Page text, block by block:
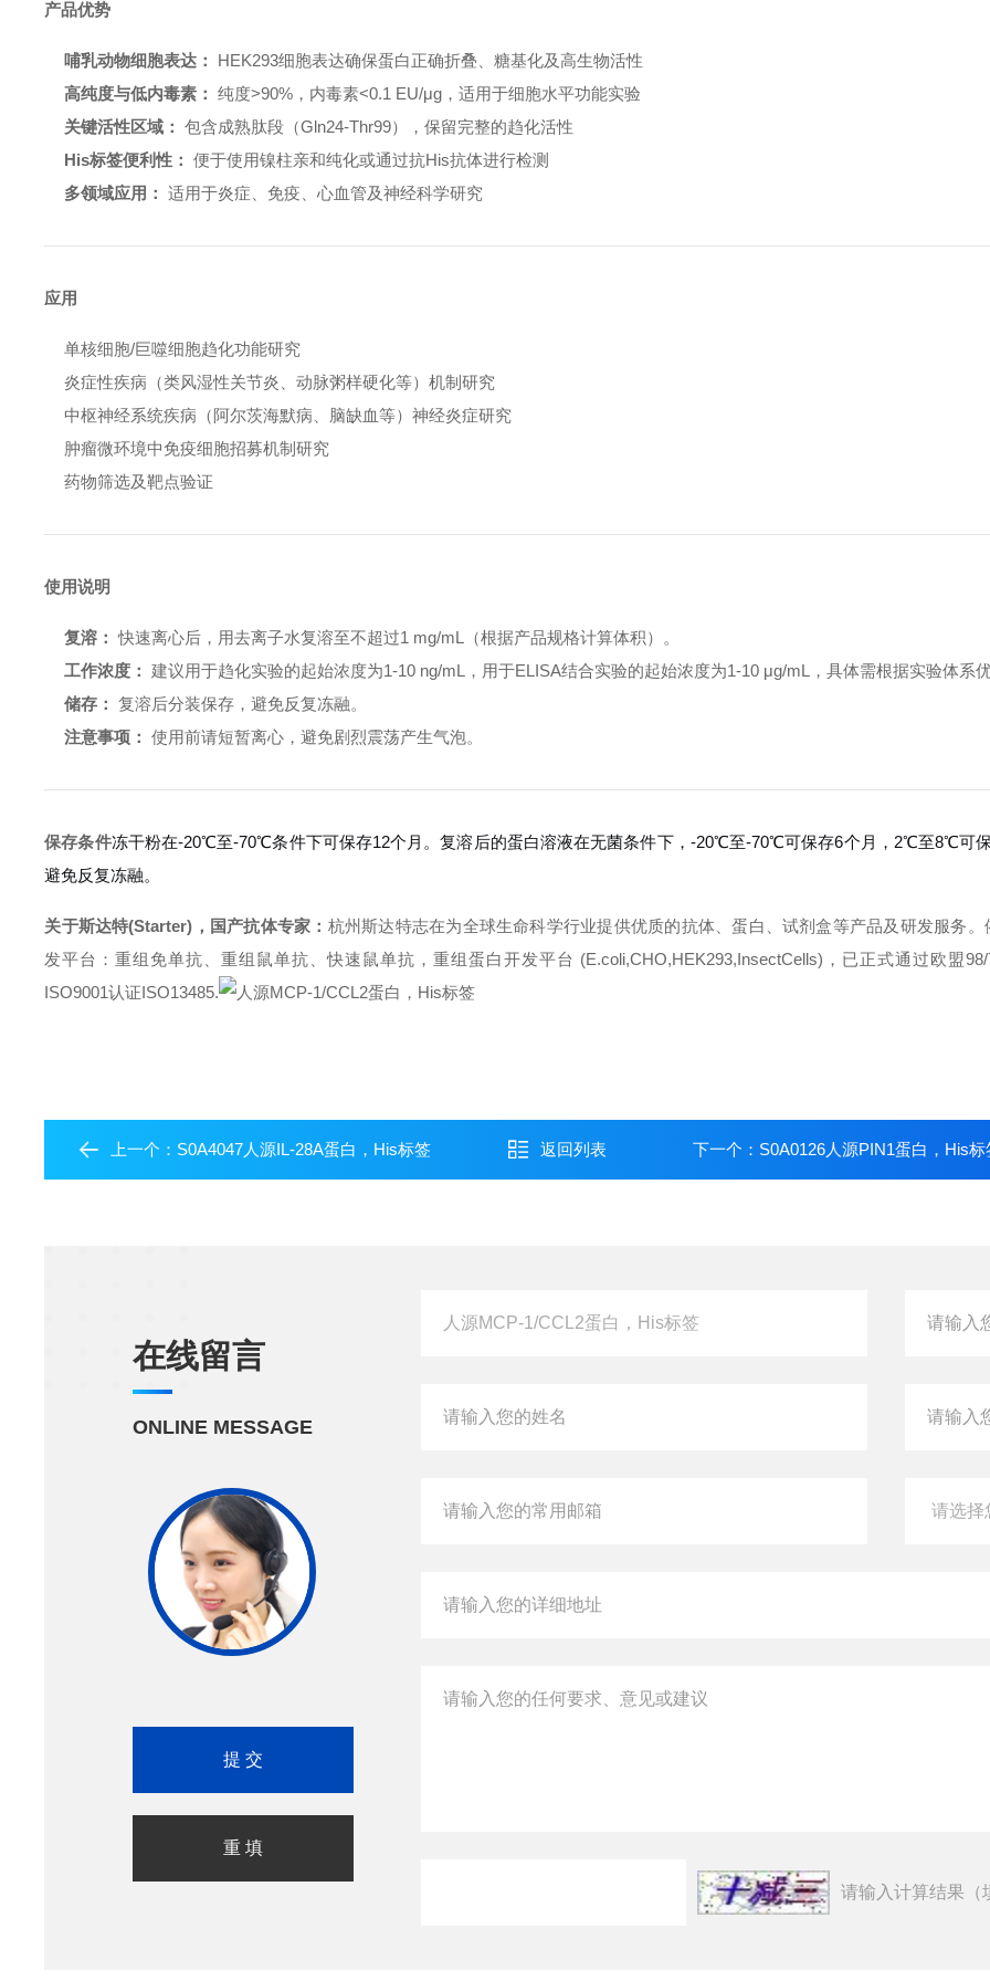
产品优势
哺乳动物细胞表达：
HEK293细胞表达确保蛋白正确折叠、糖基化及高生物活性
高纯度与低内毒素： 纯度>90%，内毒素<0.1 EU/μg，适用于细胞水平功能实验
关键活性区域： 包含成熟肽段（Gln24-Thr99），保留完整的趋化活性
His标签便利性： 便于使用镍柱亲和纯化或通过抗His抗体进行检测
多领域应用： 适用于炎症、免疫、心血管及神经科学研究
应用
单核细胞/巨噬细胞趋化功能研究
炎症性疾病（类风湿性关节炎、动脉粥样硬化等）机制研究
中枢神经系统疾病（阿尔茨海默病、脑缺血等）神经炎症研究
肿瘤微环境中免疫细胞招募机制研究
药物筛选及靶点验证
使用说明
复溶： 快速离心后，用去离子水复溶至不超过1 mg/mL（根据产品规格计算体积）。
工作浓度： 建议用于趋化实验的起始浓度为1-10 ng/mL，用于ELISA结合实验的起始浓度为1-10 μg/mL，具体需根据实验体系
储存： 复溶后分装保存，避免反复冻融。
注意事项： 使用前请短暂离心，避免剧烈震荡产生气泡。
保存条件冻干粉在-20℃至-70℃条件下可保存12个月。复溶后的蛋白溶液在无菌条件下，-20℃至-70℃可保存6个月，2℃至8℃可
避免反复冻融。
关于斯达特(Starter)，国产抗体专家： 杭州斯达特志在为全球生命科学行业提供优质的抗体、蛋白、试剂盒等产品及研发服务。
发平台：重组免单抗、重组鼠单抗、快速鼠单抗，重组蛋白开发平台 (E.coli,CHO,HEK293,InsectCells)，已正式通过欧盟
ISO9001认证ISO13485.
上一个： S0A4047人源IL-28A蛋白，His标签 返回列表 下一个： S0A0126人源PIN1蛋白，His标
在线留言
ONLINE MESSAGE
请输入计算结果（